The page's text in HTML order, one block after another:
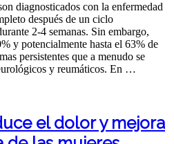
diagnosticados con la enfermedad
después de un ciclo
2-4 semanas. Sin embargo,
y potencialmente hasta el 63% de
persistentes que a menudo se
y reumáticos. En …
el dolor y mejora